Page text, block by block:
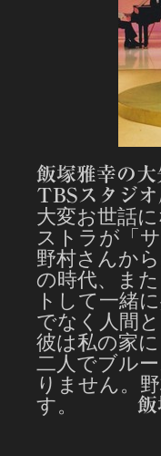
飯塚雅幸の
TBSスタジオ
大変お世話
ストラが「
野村さんか
の時代、ま
トして一緒
でなく人間
彼は私の家
二人でブル
りません。
す。